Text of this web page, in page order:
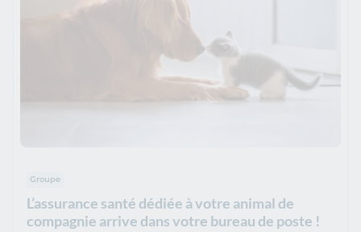
Groupe
L’assurance santé dédiée à votre animal de
compagnie arrive dans votre bureau de poste !